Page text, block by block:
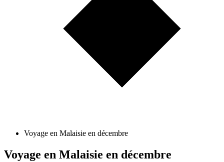
Voyage en Malaisie en décembre
Voyage en Malaisie en décembre